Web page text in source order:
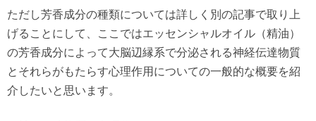
ただし芳香成分の種類については詳しく別の記事で取り上
げることにして、ここではエッセンシャルオイル（精油）
の芳香成分によって大脳辺縁系で分泌される神経伝達物質
とそれらがもたらす心理作用についての一般的な概要を紹
介したいと思います。